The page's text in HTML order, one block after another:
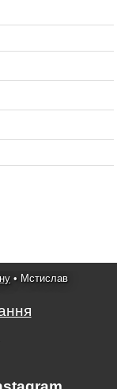
• Мстислав